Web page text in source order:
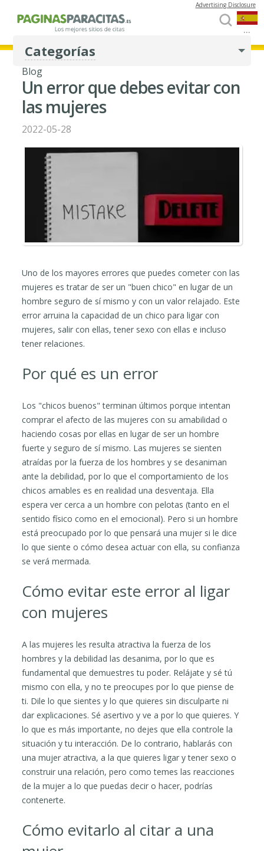
...
Advertising Disclosure
Categorías
Blog
Un error que debes evitar con
las mujeres
2022-05-28
Uno de los mayores errores que puedes cometer con las
mujeres es tratar de ser un "buen chico" en lugar de un
hombre seguro de sí mismo y con un valor relajado. Este
error arruina la capacidad de un chico para ligar con
mujeres, salir con ellas, tener sexo con ellas e incluso
tener relaciones.
Por qué es un error
Los "chicos buenos" terminan últimos porque intentan
comprar el afecto de las mujeres con su amabilidad o
haciendo cosas por ellas en lugar de ser un hombre
fuerte y seguro de sí mismo. Las mujeres se sienten
atraídas por la fuerza de los hombres y se desaniman
ante la debilidad, por lo que el comportamiento de los
chicos amables es en realidad una desventaja. Ella
espera ver cerca a un hombre con pelotas (tanto en el
sentido físico como en el emocional). Pero si un hombre
está preocupado por lo que pensará una mujer si le dice
lo que siente o cómo desea actuar con ella, su confianza
se verá mermada.
Cómo evitar este error al ligar
con mujeres
A las mujeres les resulta atractiva la fuerza de los
hombres y la debilidad las desanima, por lo que es
fundamental que demuestres tu poder. Relájate y sé tú
mismo con ella, y no te preocupes por lo que piense de
ti. Dile lo que sientes y lo que quieres sin disculparte ni
dar explicaciones. Sé asertivo y ve a por lo que quieres. Y
lo que es más importante, no dejes que ella controle la
situación y tu interacción. De lo contrario, hablarás con
una mujer atractiva, a la que quieres ligar y tener sexo o
construir una relación, pero como temes las reacciones
de la mujer a lo que puedas decir o hacer, podrías
contenerte.
Cómo evitarlo al citar a una